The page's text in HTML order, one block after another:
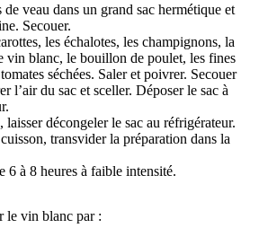
de veau dans un grand sac hermétique et
Secouer.
les échalotes, les champignons, la
vin blanc, le bouillon de poulet, les fines
séchées. Saler et poivrer. Secouer
l’air du sac et sceller. Déposer le sac à
décongeler le sac au réfrigérateur.
transvider la préparation dans la
6 à 8 heures à faible intensité.
le vin blanc par :